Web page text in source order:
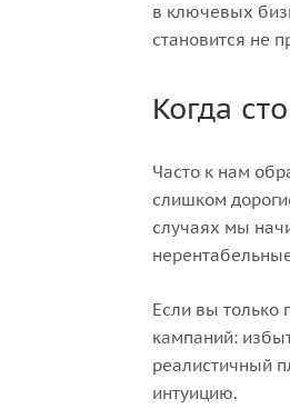
в ключевых
становится не
Когда
Часто к нам
слишком
случаях мы
Если вы только
кампаний:
реалистичный
интуицию.